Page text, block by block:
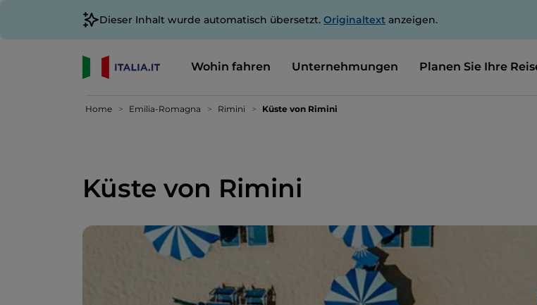
Dieser Inhalt wurde automatisch übersetzt. Originaltext anzeigen.
Wohin fahren Unternehmungen Planen Sie Ihre
Home Emilia-Romagna Rimini Küste von Rimini
Küste von Rimini